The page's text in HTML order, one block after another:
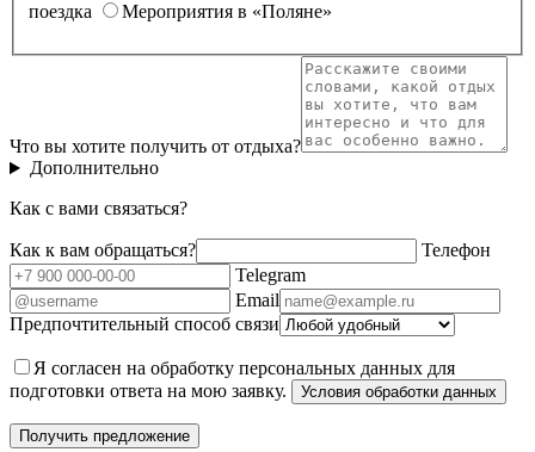
поездка
Мероприятия в «Поляне»
Что вы хотите получить от отдыха?
Дополнительно
Как с вами связаться?
Как к вам обращаться?
Телефон
Telegram
Email
Предпочтительный способ связи
Я согласен на обработку персональных данных для
подготовки ответа на мою заявку.
Условия обработки данных
Получить предложение